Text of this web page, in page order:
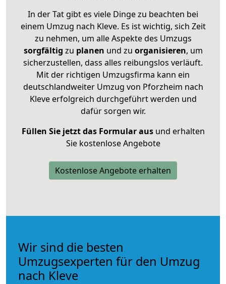
In der Tat gibt es viele Dinge zu beachten bei
einem Umzug nach Kleve. Es ist wichtig, sich Zeit
zu nehmen, um alle Aspekte des Umzugs
sorgfältig zu planen und zu organisieren, um
sicherzustellen, dass alles reibungslos verläuft.
Mit der richtigen Umzugsfirma kann ein
deutschlandweiter Umzug von Pforzheim nach
Kleve erfolgreich durchgeführt werden und
dafür sorgen wir.
Füllen Sie jetzt das Formular ausund erhalten
Sie kostenlose Angebote
Kostenlose Angebote erhalten
Wir sind die besten
Umzugsexperten für den Umzug
nach Kleve